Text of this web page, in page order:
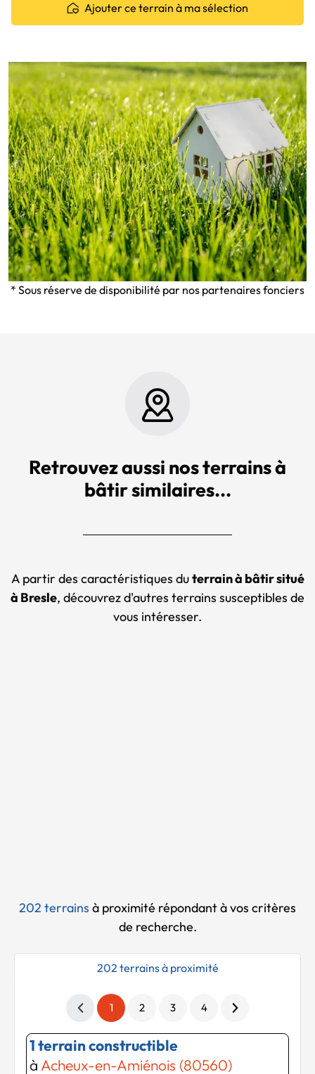
Ajouter ce terrain à ma sélection
* Sous réserve de disponibilité par nos partenaires fonciers
Retrouvez aussi nos terrains à
bâtir similaires...
A partir des caractéristiques duterrain à bâtir situé
à Bresle, découvrez d'autres terrains susceptibles de
vous intéresser.
202 terrains à proximité répondant à vos critères
de recherche.
202 terrains à proximité
1 2 3 4
1 terrain constructible
à Acheux-en-Amiénois (80560)